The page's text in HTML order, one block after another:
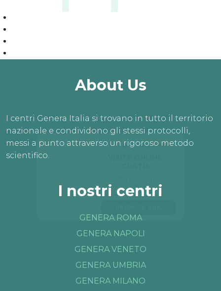
About Us
I centri Genera Italia si trovano in tutto il territorio
nazionale e condividono gli stessi protocolli,
messi a punto attraverso un rigoroso metodo
scientifico.
I nostri centri
GENERA ROMA
GENERA NAPOLI
GENERA VENETO
GENERA UMBRIA
GENERA MILANO
tuoi sogni.
Fino al 31 agosto